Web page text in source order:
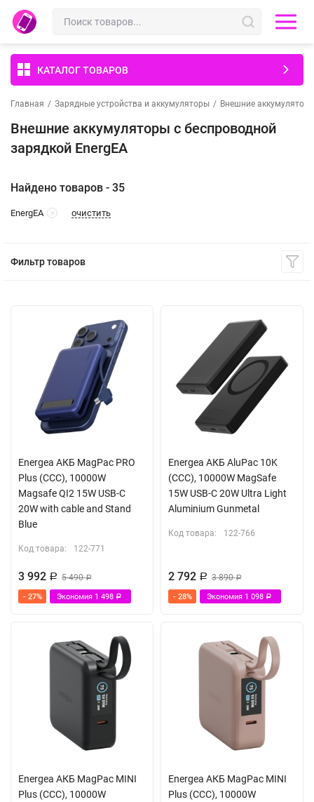
КАТАЛОГ ТОВАРОВ
Главная / Зарядные устройства и аккумуляторы / Внешние
Внешние аккумуляторы с беспроводной
зарядкой EnergEA
Найдено товаров - 35
EnergEA очистить
Фильтр товаров
Energea АКБ MagPac PRO
Plus (CCC), 10000W
Magsafe QI2 15W USB-C
20W with cable and Stand
Blue
Код товара: 122-771
3 992 Р 5 490Р
- 27% Экономия 1 498 Р
Energea АКБ AluPac 10K
(CCC), 10000W MagSafe
15W USB-C 20W Ultra Light
Aluminium Gunmetal
Код товара: 122-766
2 792 Р 3 890Р
- 28% Экономия 1 098 Р
Energea АКБ MagPac MINI
Plus (ССС), 10000W
Energea АКБ MagPac MINI
Plus (ССС), 10000W